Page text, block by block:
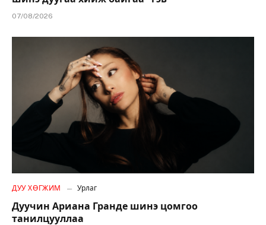
07/08/2026
ДУУ ХӨГЖИМ Урлаг
Дуучин Ариана Гранде шинэ цомгоо
танилцууллаа